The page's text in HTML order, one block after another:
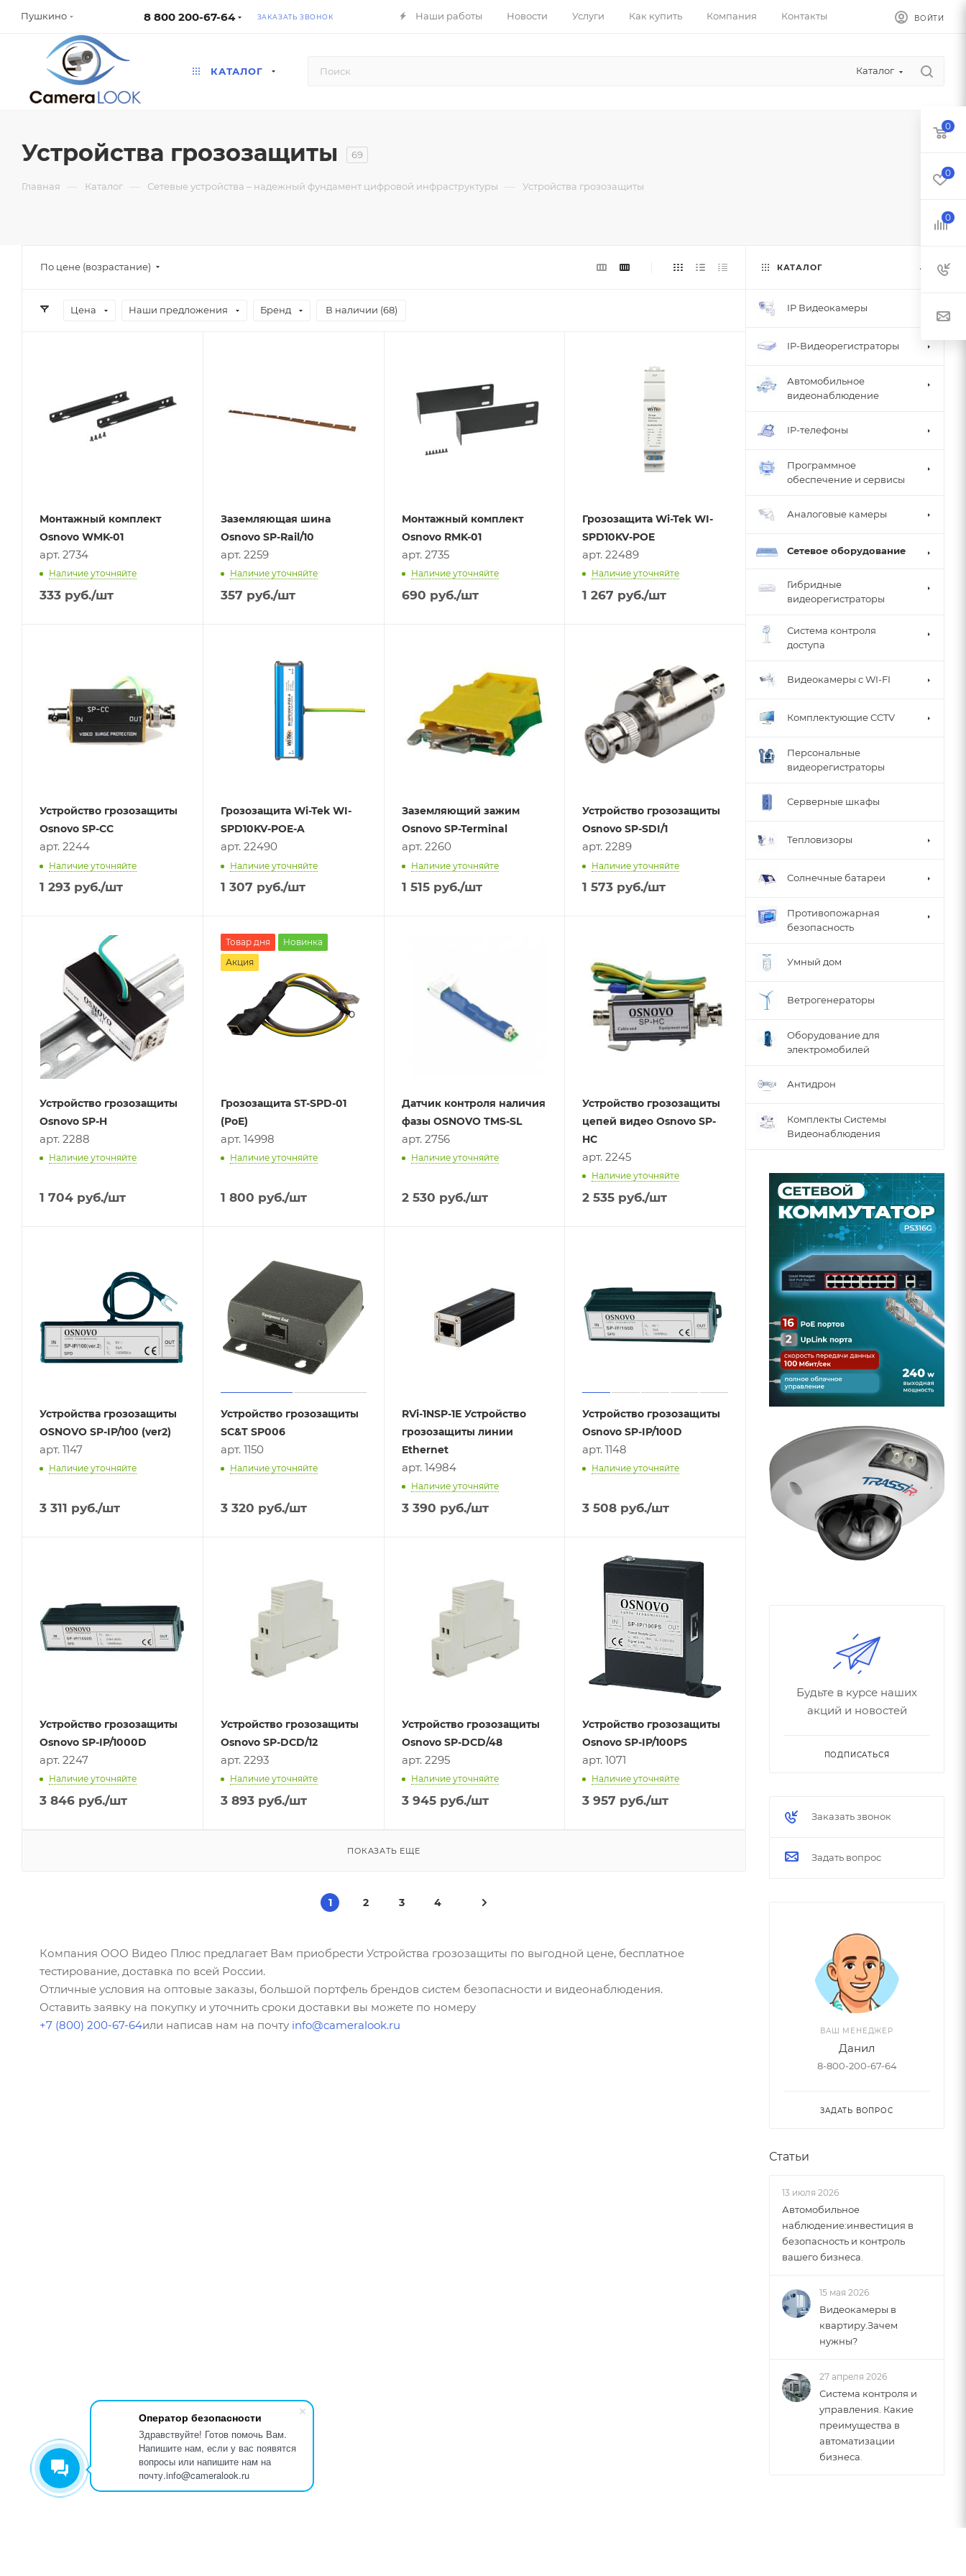
Оператор безопасности
Здравствуйте! Готов помочь Вам.
Напишите нам, если у вас появятся
вопросы или напишите нам на
почту.info@cameralook.ru
Пушкино 8 800 200-67-64 ЗАКАЗАТЬ ЗВОНОК Наши работы Новости Услуги Как купить Компания Контакты ВОЙТИ
КАТАЛОГ Каталог
Устройства грозозащиты 69
Главная — Каталог — Сетевые устройства – надежный фундамент цифровой инфраструктуры — Устройства грозозащиты
По цене (возрастание)
Цена Наши предложения Бренд В наличии (68)
Монтажный комплект
Osnovo WMK-01
арт. 2734
Наличие уточняйте
333 руб./шт
Заземляющая шина
Osnovo SP-Rail/10
арт. 2259
Наличие уточняйте
357 руб./шт
Монтажный комплект
Osnovo RMK-01
арт. 2735
Наличие уточняйте
690 руб./шт
Грозозащита Wi-Tek WI-
SPD10KV-POE
арт. 22489
Наличие уточняйте
1 267 руб./шт
Устройство грозозащиты
Osnovo SP-CC
арт. 2244
Наличие уточняйте
1 293 руб./шт
Грозозащита Wi-Tek WI-
SPD10KV-POE-A
арт. 22490
Наличие уточняйте
1 307 руб./шт
Заземляющий зажим
Osnovo SP-Terminal
арт. 2260
Наличие уточняйте
1 515руб./шт
Устройство грозозащиты
Osnovo SP-SDI/1
арт. 2289
Наличие уточняйте
1 573 руб./шт
Устройство грозозащиты
Osnovo SP-H
арт. 2288
Наличие уточняйте
1 704 руб./шт
Товар дня
Новинка
Акция
Грозозащита ST-SPD-01
(PoE)
арт. 14998
Наличие уточняйте
1 800 руб./шт
Датчик контроля наличия
фазы OSNOVO TMS-SL
арт. 2756
Наличие уточняйте
2 530 руб./шт
Устройство грозозащиты
цепей видео Osnovo SP-
HC
арт. 2245
Наличие уточняйте
2 535 руб./шт
Устройства грозозащиты
OSNOVO SP-IP/100 (ver2)
арт. 1147
Наличие уточняйте
3 311 руб./шт
Устройство грозозащиты
SC&T SP006
арт. 1150
Наличие уточняйте
3 320 руб./шт
RVi-1NSP-1E Устройство
грозозащиты линии
Ethernet
арт. 14984
Наличие уточняйте
3 390 руб./шт
Устройство грозозащиты
Osnovo SP-IP/100D
арт. 1148
Наличие уточняйте
3 508 руб./шт
Устройство грозозащиты
Osnovo SP-IP/1000D
арт. 2247
Наличие уточняйте
3 846 руб./шт
Устройство грозозащиты
Osnovo SP-DCD/12
арт. 2293
Наличие уточняйте
3 893руб./шт
Устройство грозозащиты
Osnovo SP-DCD/48
арт. 2295
Наличие уточняйте
3 945руб./шт
Устройство грозозащиты
Osnovo SP-IP/100PS
арт. 1071
Наличие уточняйте
3 957 руб./шт
ПОКАЗАТЬ ЕЩЕ
1 2 3 4
Компания ООО Видео Плюс предлагает Вам приобрести Устройства грозозащиты по выгодной цене, бесплатное
тестирование, доставка по всей России.
Отличные условия на оптовые заказы, большой портфель брендов систем безопасности и видеонаблюдения.
Оставить заявку на покупку и уточнить сроки доставки вы можете по номеру
+7 (800) 200-67-64или написав нам на почту info@cameralook.ru
КАТАЛОГ
IP Видеокамеры
IP-Видеорегистраторы
Автомобильное
видеонаблюдение
IP-телефоны
Программное
обеспечение и сервисы
Аналоговые камеры
Сетевое оборудование
Гибридные
видеорегистраторы
Система контроля
доступа
Видеокамеры с WI-FI
Комплектующие CCTV
Персональные
видеорегистраторы
Серверные шкафы
Тепловизоры
Солнечные батареи
Противопожарная
безопасность
Умный дом
Ветрогенераторы
Оборудование для
электромобилей
Антидрон
Комплекты Системы
Видеонаблюдения
Будьте в курсе наших
акций и новостей
ПОДПИСАТЬСЯ
Заказать звонок
Задать вопрос
ВАШ МЕНЕДЖЕР
Данил
8-800-200-67-64
ЗАДАТЬ ВОПРОС
Статьи
13 июля 2026
Автомобильное
наблюдение:инвестиция в
безопасность и контроль
вашего бизнеса.
15 мая 2026
Видеокамеры в
квартиру.Зачем
нужны?
27 апреля 2026
Система контроля и
управления. Какие
преимущества в
автоматизации
бизнеса.
0
0
0